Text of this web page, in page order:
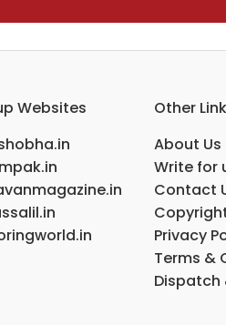
Websites
Other
About Us
Write for
Contact
Privacy
Terms &
Dispatch